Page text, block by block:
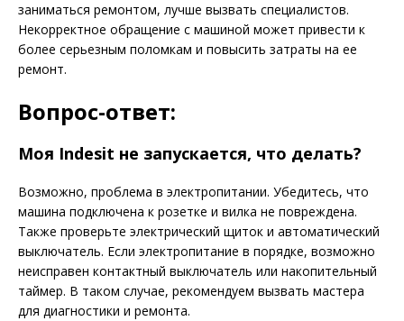
заниматься ремонтом, лучше вызвать специалистов.
Некорректное обращение с машиной может привести к
более серьезным поломкам и повысить затраты на ее
ремонт.
Вопрос-ответ:
Моя Indesit не запускается, что делать?
Возможно, проблема в электропитании. Убедитесь, что
машина подключена к розетке и вилка не повреждена.
Также проверьте электрический щиток и автоматический
выключатель. Если электропитание в порядке, возможно
неисправен контактный выключатель или накопительный
таймер. В таком случае, рекомендуем вызвать мастера
для диагностики и ремонта.